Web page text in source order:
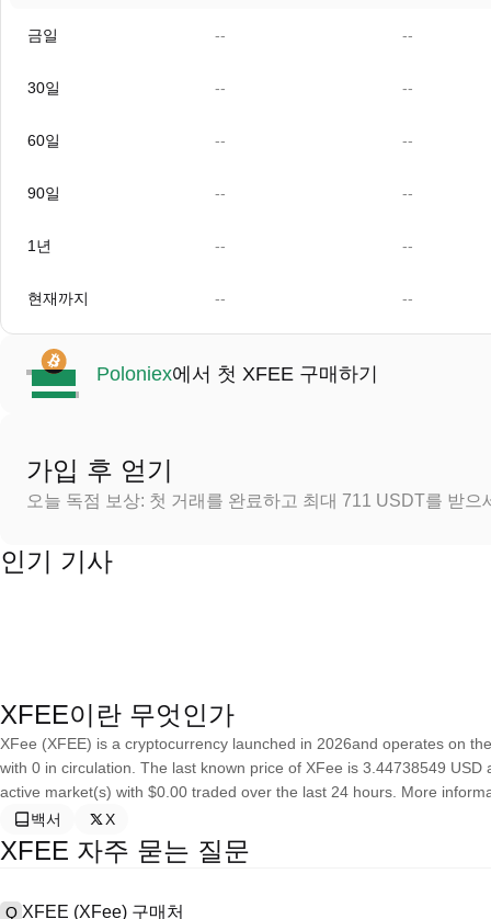
금일 -- --
30일 -- --
60일 -- --
90일 -- --
1년 -- --
현재까지 -- --
Poloniex에서 첫 XFEE 구매하기
가입 후 얻기
오늘 독점 보상: 첫 거래를 완료하고 최대 711 USDT를 받으
인기 기사
XFEE이란 무엇인가
XFee (XFEE) is a cryptocurrency launched in 2026and operates on
with 0 in circulation. The last known price of XFee is 3.44738549
active market(s) with $0.00 traded over the last 24 hours. More
백서
X
XFEE 자주 묻는 질문
Q XFEE (XFee) 구매처